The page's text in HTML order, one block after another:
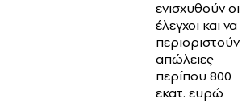
ενισχυθούν οι
έλεγχοι και να
περιοριστούν
απώλειες
περίπου 800
εκατ. ευρώ